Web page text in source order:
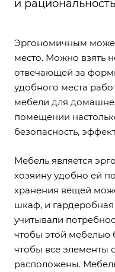
и
Эргономичным
место. Можно взять
отвечающей за
удобного места
мебели для
помещении
безопасность,
Мебель является
хозяину удобно ей
хранения вещей
шкаф, и гардеробная
учитывали
чтобы этой мебелью
чтобы все элементы
расположены.